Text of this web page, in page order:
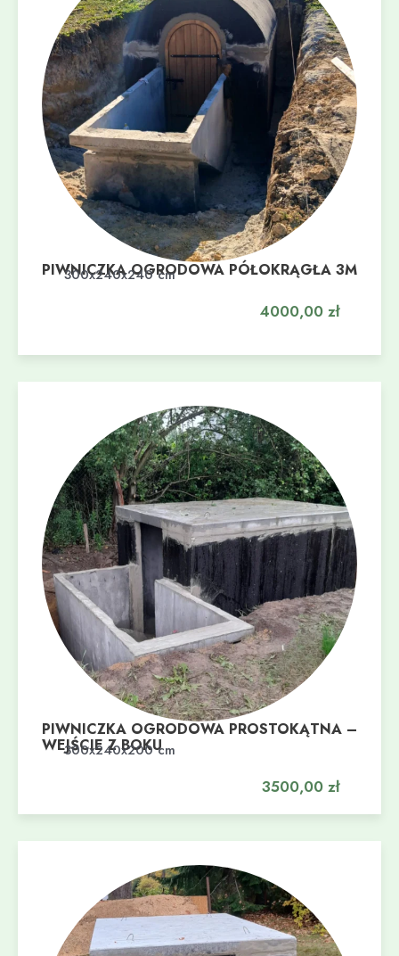
PIWNICZKA OGRODOWA PÓŁOKRĄGŁA 3M
300x240x240 cm
4000,00 zł
Dodaj do koszyka
PIWNICZKA OGRODOWA PROSTOKĄTNA –
WEJŚCIE Z BOKU
300x240x200 cm
3500,00 zł
Dodaj do koszyka